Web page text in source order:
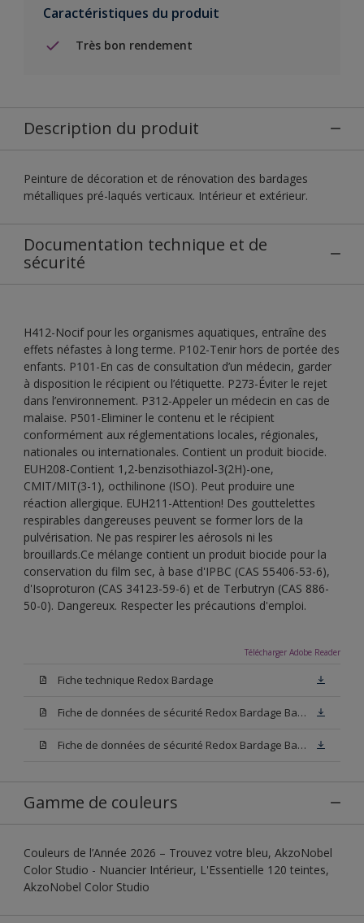
Caractéristiques du produit
Très bon rendement
Description du produit
Peinture de décoration et de rénovation des bardages
métalliques pré-laqués verticaux. Intérieur et extérieur.
Documentation technique et de
sécurité
H412-Nocif pour les organismes aquatiques, entraîne des
effets néfastes à long terme. P102-Tenir hors de portée des
enfants. P101-En cas de consultation d’un médecin, garder
à disposition le récipient ou l’étiquette. P273-Éviter le rejet
dans l’environnement. P312-Appeler un médecin en cas de
malaise. P501-Eliminer le contenu et le récipient
conformément aux réglementations locales, régionales,
nationales ou internationales. Contient un produit biocide.
EUH208-Contient 1,2-benzisothiazol-3(2H)-one,
CMIT/MIT(3-1), octhilinone (ISO). Peut produire une
réaction allergique. EUH211-Attention! Des gouttelettes
respirables dangereuses peuvent se former lors de la
pulvérisation. Ne pas respirer les aérosols ni les
brouillards.Ce mélange contient un produit biocide pour la
conservation du film sec, à base d'IPBC (CAS 55406-53-6),
d'Isoproturon (CAS 34123-59-6) et de Terbutryn (CAS 886-
50-0). Dangereux. Respecter les précautions d'emploi.
Télécharger Adobe Reader
Fiche technique Redox Bardage
Fiche de données de sécurité Redox Bardage Base N00
Fiche de données de sécurité Redox Bardage Base W05
Gamme de couleurs
Couleurs de l’Année 2026 – Trouvez votre bleu, AkzoNobel
Color Studio - Nuancier Intérieur, L'Essentielle 120 teintes,
AkzoNobel Color Studio